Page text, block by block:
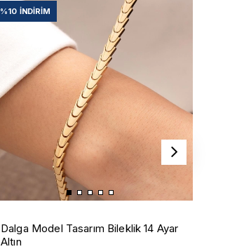
Dalga Model Tasarım Bileklik 14 Ayar
Altın
%10 İNDIRIM